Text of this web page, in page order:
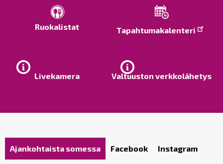
Ruokalistat Tapahtumakalenteri
Livekamera Valtuuston verkkolähetys
Ajankohtaista somessa Facebook Instagram